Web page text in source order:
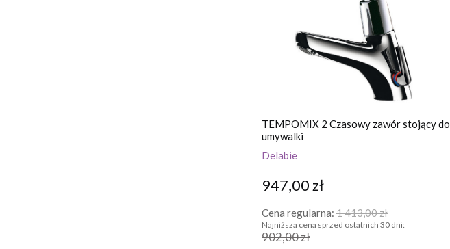
TEMPOMIX 2 Czasowy zawór stojący do
umywalki
Delabie
947,00 zł
Cena regularna: 1 413,00 zł
Najniższa cena sprzed ostatnich 30 dni:
902,00 zł